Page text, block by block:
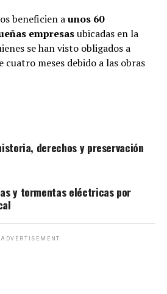
beneficien aunos 60
empresasubicadas en la
se han visto obligados a
meses debido a las obras
derechos y preservación
y tormentas eléctricas por
ADVERTISEMENT